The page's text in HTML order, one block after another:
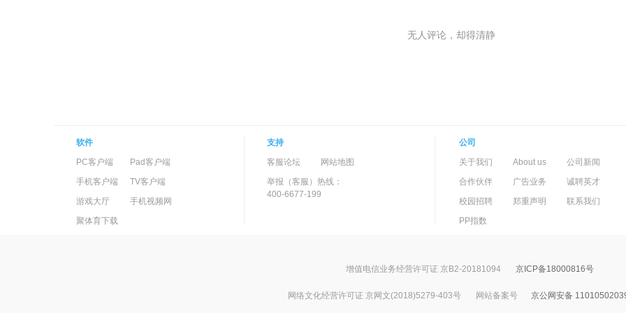
无人评论，却得清静
软件
PC客户端
Pad客户端
手机客户端
TV客户端
游戏大厅
手机视频网
聚体育下载
支持
客服论坛
网站地图
举报（客服）热线：
400-6677-199
公司
关于我们
About us
公司新闻
合作伙伴
广告业务
诚聘英才
校园招聘
郑重声明 联系我们
PP指数
增值电信业务经营许可证 京B2-20181094 京ICP备18000816号
网络文化经营许可证 京网文(2018)5279-403号 网站备案号 京公网安备